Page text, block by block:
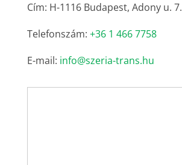
Cím: H-1116 Budapest, Adony u. 7.
Telefonszám: +36 1 466 7758
E-mail: info@szeria-trans.hu